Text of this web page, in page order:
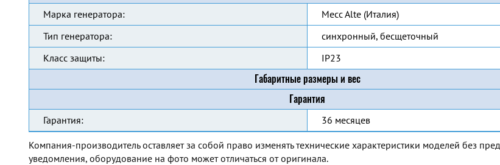
Марка генератора:
Mecc Alte (Италия)
Тип генератора:
синхронный, бесщеточный
Класс защиты:
IP23
Габаритные размеры и вес
Гарантия
Гарантия: 36 месяцев
Компания-производитель оставляет за собой право изменять технические характеристики моделей без
уведомления, оборудование на фото может отличаться от оригинала.